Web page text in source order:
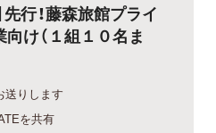
先行！藤森旅館プライ
け（１組１０名ま
送りします
を共有